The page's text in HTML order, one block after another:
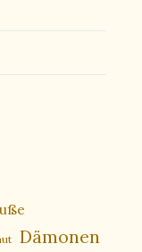
Dämonen